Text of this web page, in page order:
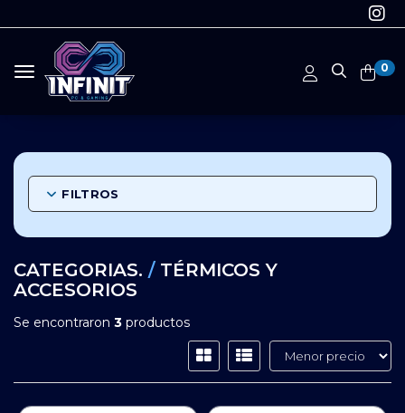
0
Toggle navigation
FILTROS
CATEGORIAS. / TÉRMICOS Y
ACCESORIOS
Se encontraron 3 productos